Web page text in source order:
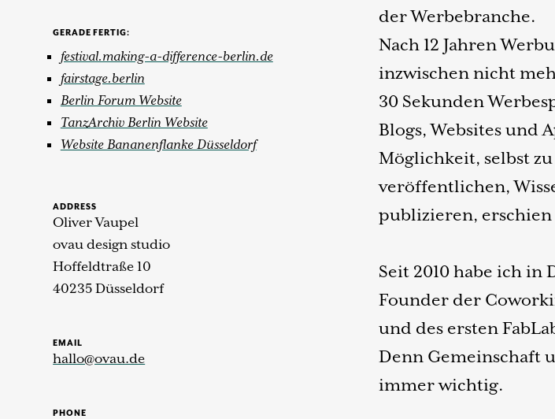
GERADE FERTIG:
festival.making-a-difference-berlin.de
fairstage.berlin
Berlin Forum Website
TanzArchiv Berlin Website
Website Bananenflanke Düsseldorf
ADDRESS
Oliver Vaupel
ovau design studio
Hoffeldtraße 10
40235 Düsseldorf
EMAIL
hallo@ovau.de
PHONE
der Werbebranche.
Nach 12 Jahren
inzwischen nicht
30 Sekunden
Blogs, Websites und
Möglichkeit, selbst
veröffentlichen,
publizieren,
Seit 2010 habe ich in
Founder der
und des ersten
Denn Gemeinschaft
immer wichtig.